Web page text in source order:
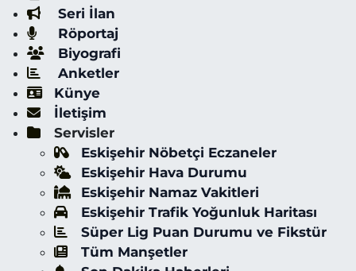
Seri İlan
Röportaj
Biyografi
Anketler
Künye
İletişim
Servisler
Eskişehir Nöbetçi Eczaneler
Eskişehir Hava Durumu
Eskişehir Namaz Vakitleri
Eskişehir Trafik Yoğunluk Haritası
Süper Lig Puan Durumu ve Fikstür
Tüm Manşetler